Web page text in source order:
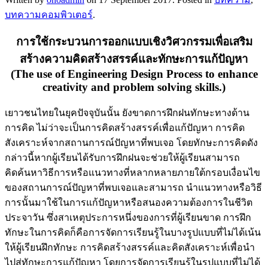
บทความคอมพิวเตอร์.
การใช้กระบวนการออกแบบเชิงวิศวกรรมเพื่อเสริม
สร้างความคิดสร้างสรรค์และทักษะการแก้ปัญหา
(The use of Engineering Design Process to enhance
creativity and problem solving skills.)
เยาวชนไทยในยุคปัจจุบันนั้น ยังขาดการฝึกฝนทักษะทางด้าน
การคิด ไม่ว่าจะเป็นการคิดสร้างสรรค์เพื่อแก้ปัญหา การคิด
สังเคราะห์จากสถานการณ์ปัญหาที่พบเจอ โดยทักษะการคิดดัง
กล่าวนี้หากผู้เรียนได้รับการฝึกฝนจะช่วยให้ผู้เรียนสามารถ
คิดค้นหาวิธีการหรือแนวทางที่หลากหลายภายใต้กรอบเงื่อนไข
ของสถานการณ์ปัญหาที่พบเจอและสามารถ นำแนวทางหรือวิธี
การนั้นมาใช้ในการแก้ปัญหาหรือสนองความต้องการในชีวิต
ประจาวัน ซึ่งสาเหตุประการหนึ่งของการที่ผู้เรียนขาด การฝึก
ทักษะในการคิดก็คือการจัดการเรียนรู้ในบางรูปแบบที่ไม่ได้เน้น
ให้ผู้เรียนฝึกทักษะ การคิดสร้างสรรค์และคิดสังเคราะห์เพื่อนำ
ไปสู่ทักษะการแก้ปัญหา โดยการจัดการเรียนรู้ในรูปแบบที่ไม่ได้